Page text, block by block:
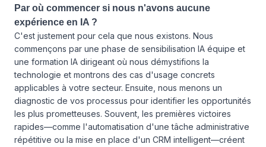
Par où commencer si nous n'avons aucune
expérience en IA ?
C'est justement pour cela que nous existons. Nous
commençons par une phase de sensibilisation IA équipe et
une formation IA dirigeant où nous démystifions la
technologie et montrons des cas d'usage concrets
applicables à votre secteur. Ensuite, nous menons un
diagnostic de vos processus pour identifier les opportunités
les plus prometteuses. Souvent, les premières victoires
rapides—comme l'automatisation d'une tâche administrative
répétitive ou la mise en place d'un CRM intelligent—créent